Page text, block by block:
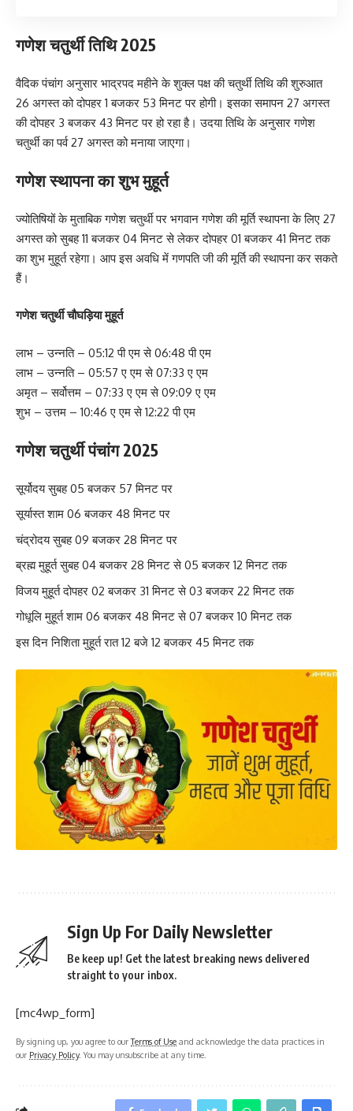
गणेश चतुर्थी तिथि 2025
वैदिक पंचांग अनुसार भाद्रपद महीने के शुक्ल पक्ष की चतुर्थी तिथि की शुरुआत
26 अगस्त को दोपहर 1 बजकर 53 मिनट पर होगी। इसका समापन 27 अगस्त
की दोपहर 3 बजकर 43 मिनट पर हो रहा है। उदया तिथि के अनुसार गणेश
चतुर्थी का पर्व 27 अगस्त को मनाया जाएगा।
गणेशस्थापना का शुभ मुहूर्त
ज्योतिषियों के मुताबिक गणेश चतुर्थी पर भगवान गणेश की मूर्ति स्थापना के लिए 27
अगस्त को सुबह 11 बजकर 04 मिनट से लेकर दोपहर 01 बजकर 41 मिनट तक
का शुभ मुहूर्त रहेगा। आप इस अवधि में गणपति जी की मूर्ति की स्थापना कर सकते
हैं।
गणेश चतुर्थी चौघड़िया मुहूर्त
लाभ – उन्नति – 05:12 पी एम से 06:48 पी एम
लाभ – उन्नति – 05:57 ए एम से 07:33 ए एम
अमृत – सर्वोत्तम – 07:33 ए एम से 09:09 ए एम
शुभ – उत्तम – 10:46 ए एम से 12:22 पी एम
गणेश चतुर्थी पंचांग 2025
सूर्योदय सुबह 05 बजकर 57 मिनट पर
सूर्यास्त शाम 06 बजकर 48 मिनट पर
चंद्रोदय सुबह 09 बजकर 28 मिनट पर
ब्रह्म मुहूर्त सुबह 04 बजकर 28 मिनट से 05 बजकर 12 मिनट तक
विजय मुहूर्त दोपहर 02 बजकर 31 मिनट से 03 बजकर 22 मिनट तक
गोधूलि मुहूर्त शाम 06 बजकर 48 मिनट से 07 बजकर 10 मिनट तक
इस दिन निशिता मुहूर्त रात 12 बजे 12 बजकर 45 मिनट तक
Sign Up For Daily Newsletter
Be keep up! Get the latest breaking news delivered
straight to your inbox.
[mc4wp_form]
By signing up, you agree to ourTerms of Use and acknowledge the data practices in
our Privacy Policy. You may unsubscribe at any time.